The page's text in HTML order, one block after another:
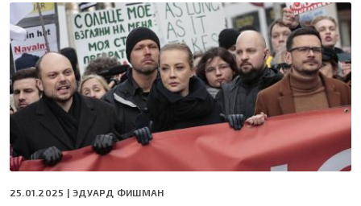
25.01.2025 |ЭДУАРД ФИШМАН